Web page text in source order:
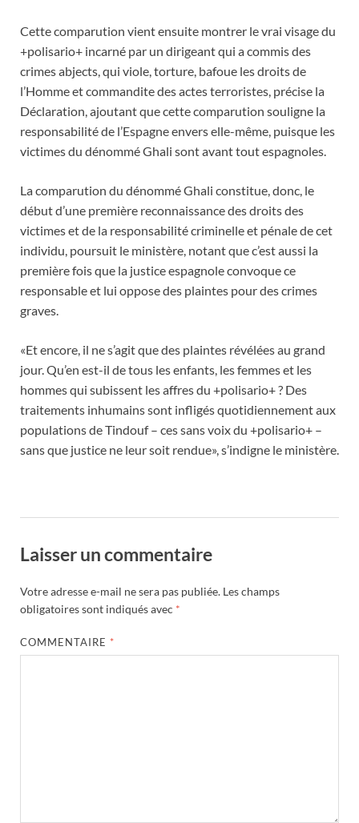
Cette comparution vient ensuite montrer le vrai visage du
+polisario+ incarné par un dirigeant qui a commis des
crimes abjects, qui viole, torture, bafoue les droits de
l’Homme et commandite des actes terroristes, précise la
Déclaration, ajoutant que cette comparution souligne la
responsabilité de l’Espagne envers elle-même, puisque les
victimes du dénommé Ghali sont avant tout espagnoles.
La comparution du dénommé Ghali constitue, donc, le
début d’une première reconnaissance des droits des
victimes et de la responsabilité criminelle et pénale de cet
individu, poursuit le ministère, notant que c’est aussi la
première fois que la justice espagnole convoque ce
responsable et lui oppose des plaintes pour des crimes
graves.
«Et encore, il ne s’agit que des plaintes révélées au grand
jour. Qu’en est-il de tous les enfants, les femmes et les
hommes qui subissent les affres du +polisario+ ? Des
traitements inhumains sont infligés quotidiennement aux
populations de Tindouf – ces sans voix du +polisario+ –
sans que justice ne leur soit rendue», s’indigne le ministère.
Laisser un commentaire
Votre adresse e-mail ne sera pas publiée. Les champs
obligatoires sont indiqués avec *
COMMENTAIRE *